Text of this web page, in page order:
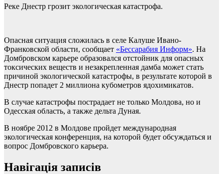
Реке Днестр грозит экологическая катастрофа.
Опасная ситуация сложилась в селе Калуше Ивано-
Франковской области, сообщает «Бессарабия Информ». На
Домбровском карьере образовался отстойник для опасных
токсических веществ и незакрепленная дамба может стать
причиной экологической катастрофы, в результате которой в
Днестр попадет 2 миллиона кубометров ядохимикатов.
В случае катастрофы пострадает не только Молдова, но и
Одесская область, а также дельта Дуная.
В ноябре 2012 в Молдове пройдет международная
экологическая конференция, на которой будет обсуждаться и
вопрос Домбровского карьера.
Навігація записів